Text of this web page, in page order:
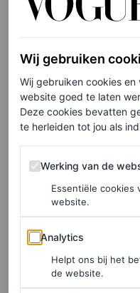
©BOL.COM
Het achtste leven, € 27,50
HIER TE KOOP
‘Ga als een
Lucy van den
stagiaire
“Ik lees momenteel de
van Shelley Read. Het
waar de rivierkreeften
mooi, meeslepend
Wij gebruiken
Wij gebruiken cookies
website goed te laten
Deze cookies bevatten
te herleiden tot jou als
Werking van de website
Werking van de
Essentiële cookies
website.
Analytics
Analytics
Helpt ons bij het
de website.